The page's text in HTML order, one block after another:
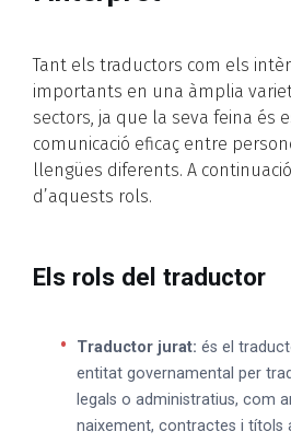
Tant els traductors com els
importants en una àmplia
sectors, ja que la seva feina és
comunicació eficaç entre
llengües diferents. A
d’aquests rols.
Els rols del traductor
Traductor jurat: és el
entitat governamental per
legals o administratius, com
naixement, contractes i títols